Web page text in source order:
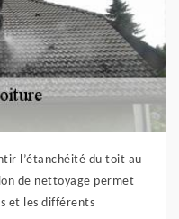
l’étanchéité du toit au
de nettoyage permet
et les différents